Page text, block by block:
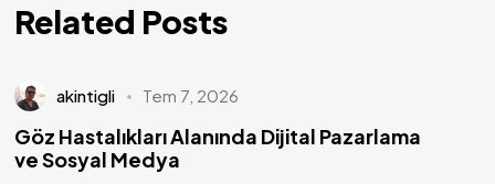
Related Posts
akintigli Tem 7, 2026
Göz Hastalıkları Alanında Dijital Pazarlama
ve Sosyal Medya